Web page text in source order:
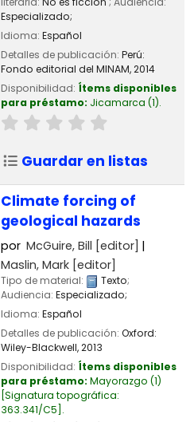
Especializado;
Idioma: Español
Detalles de publicación: Perú:
Fondo editorial del MINAM,2014
Disponibilidad: Ítems disponibles
para préstamo: Jicamarca (1).
Guardar en listas
Climate forcing of
geological hazards
por McGuire, Bill [editor]
Maslin, Mark[editor]
Tipo de material: Texto;
Audiencia: Especializado;
Idioma: Español
Detalles de publicación: Oxford:
Wiley-Blackwell,2013
Disponibilidad: Ítems disponibles
para préstamo: Mayorazgo (1)
Signatura topográfica:
363.341/C5 .